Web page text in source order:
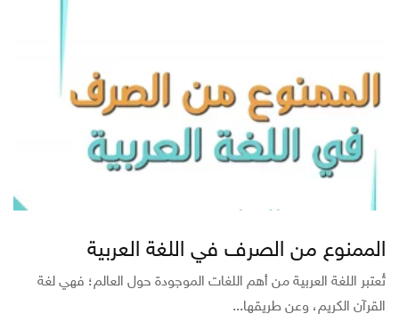
الممنوع من الصرف في اللغة العربية
تُعتبر اللغة العربية من أهم اللغات الموجودة حول العالم؛ فهي لغة
القرآن الكريم، وعن طريقها...